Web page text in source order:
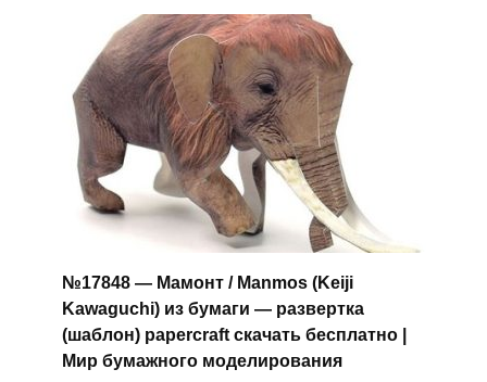
№17848 — Мамонт / Manmos (Keiji
Kawaguchi) из бумаги — развертка
(шаблон) papercraft скачать бесплатно |
Мир бумажного моделирования